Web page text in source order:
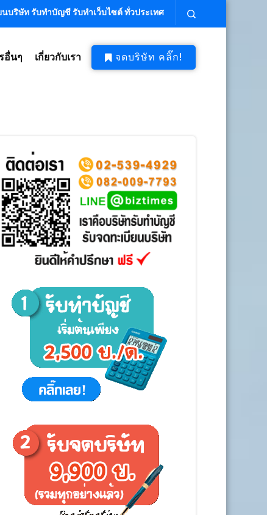
นบริษัท รับทำบัญชี รับทำเว็บไซต์ ทั่วประเทศ
อื่นๆ เกี่ยวกับเรา จดบริษัท คลิ๊ก!